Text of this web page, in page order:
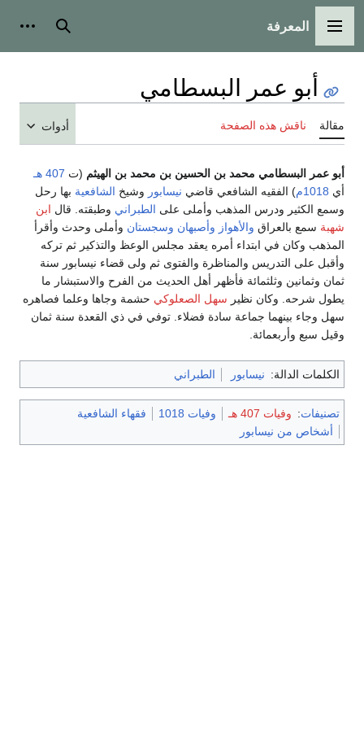
القائمة الرئيسية
المعرفة بحث
أبو عمر البسطامي
مقالة ناقش هذه الصفحة أدوات
أبو عمر البسطامي محمد بن الحسين بن محمد بن الهيثم (ت 407 هـ
أي 1018م ) الفقيه الشافعي قاضي نيسابور وشيخ الشافعية بها رحل
وسمع الكثير ودرس المذهب وأملى على الطبراني وطبقته. قال ابن
شهبة سمع بالعراق والأهواز وأصبهان وسجستان وأملى وحدث وأقرأ
المذهب وكان في ابتداء أمره يعقد مجلس الوعظ والتذكير ثم تركه
وأقبل على التدريس والمناظرة والفتوى ثم ولى قضاء نيسابور سنة
ثمان وثمانين وثلثمائة فأظهر أهل الحديث من الفرح والاستبشار ما
يطول شرحه. وكان نظير سهل الصعلوكي حشمة وجاها وعلما فصاهره
سهل وجاء بينهما جماعة سادة فضلاء. توفي في ذي القعدة سنة ثمان
وقيل سبع وأربعمائة.
الكلمات الدالة: نيسابور الطبراني
تصنيفات: وفيات 407 هـ وفيات 1018
فقهاء الشافعية
أشخاص من نيسابور